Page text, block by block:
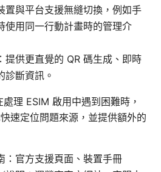
置與平台支援無縫切換，例如手
使用同一行動計畫時的管理介
提供更直覺的 QR 碼生成、即時
診斷資訊。
理 ESIM 啟用中遇到困難時，
速定位問題來源，並提供額外的
：官方支援頁面、裝置手冊